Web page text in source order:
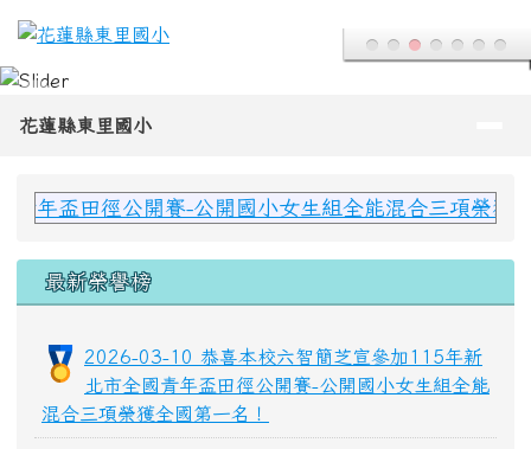
花蓮縣東里國小
導覽列
花蓮縣東里國小
上中區域內容
公開賽-公開國小女生組全能混合三項榮獲全國第一
最新榮譽榜
2026-03-10 恭喜本校六智簡芝宣參加115年新
北市全國青年盃田徑公開賽-公開國小女生組全能
混合三項榮獲全國第一名！